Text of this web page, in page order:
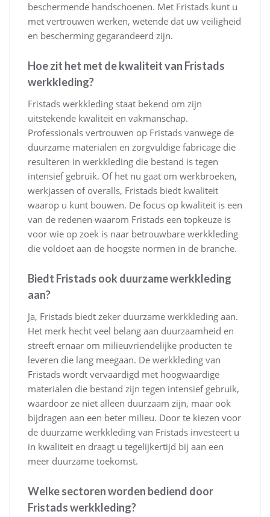
beschermende handschoenen. Met Fristads kunt u
met vertrouwen werken, wetende dat uw veiligheid
en bescherming gegarandeerd zijn.
Hoe zit het met de kwaliteit van Fristads
werkkleding?
Fristads werkkleding staat bekend om zijn
uitstekende kwaliteit en vakmanschap.
Professionals vertrouwen op Fristads vanwege de
duurzame materialen en zorgvuldige fabricage die
resulteren in werkkleding die bestand is tegen
intensief gebruik. Of het nu gaat om werkbroeken,
werkjassen of overalls, Fristads biedt kwaliteit
waarop u kunt bouwen. De focus op kwaliteit is een
van de redenen waarom Fristads een topkeuze is
voor wie op zoek is naar betrouwbare werkkleding
die voldoet aan de hoogste normen in de branche.
Biedt Fristads ook duurzame werkkleding
aan?
Ja, Fristads biedt zeker duurzame werkkleding aan.
Het merk hecht veel belang aan duurzaamheid en
streeft ernaar om milieuvriendelijke producten te
leveren die lang meegaan. De werkkleding van
Fristads wordt vervaardigd met hoogwaardige
materialen die bestand zijn tegen intensief gebruik,
waardoor ze niet alleen duurzaam zijn, maar ook
bijdragen aan een beter milieu. Door te kiezen voor
de duurzame werkkleding van Fristads investeert u
in kwaliteit en draagt u tegelijkertijd bij aan een
meer duurzame toekomst.
Welke sectoren worden bediend door
Fristads werkkleding?